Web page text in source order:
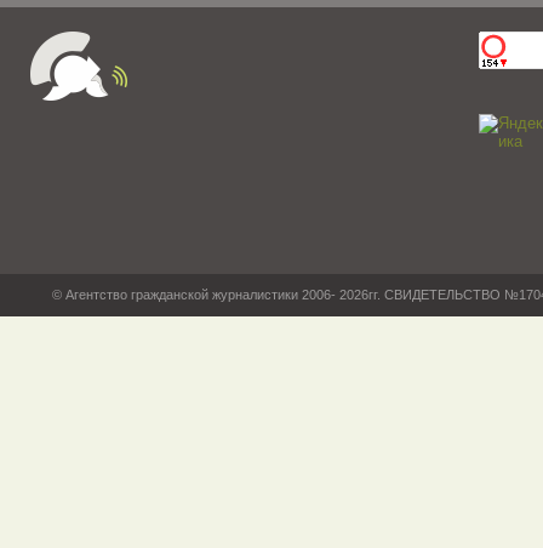
© Агентство гражданской журналистики 2006- 2026гг. СВИДЕТЕЛЬСТВО